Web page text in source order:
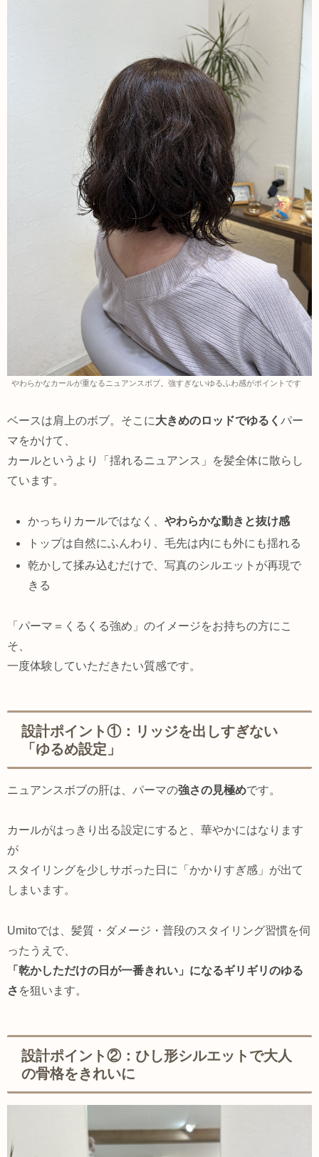
やわらかなカールが重なるニュアンスボブ。強すぎないゆるふわ感がポイントです
ベースは肩上のボブ。そこに大きめのロッドでゆるく パー
マをかけて、
カールというより「揺れるニュアンス」を髪全体に散らし
ています。
かっちりカールではなく、やわらかな動きと抜け感
トップは自然にふんわり、毛先は内にも外にも揺れる
乾かして揉み込むだけで、写真のシルエットが再現で
きる
「パーマ＝くるくる強め」のイメージをお持ちの方にこ
そ、
一度体験していただきたい質感です。
設計ポイント①：リッジを出しすぎない
「ゆるめ設定」
ニュアンスボブの肝は、パーマの強さの見極めです。
カールがはっきり出る設定にすると、華やかにはなります
が
スタイリングを少しサボった日に「かかりすぎ感」が出て
しまいます。
Umitoでは、髪質・ダメージ・普段のスタイリング習慣を伺
ったうえで、
「乾かしただけの日が一番きれい」になるギリギリのゆる
さ を狙います。
設計ポイント②：ひし形シルエットで大人
の骨格をきれいに